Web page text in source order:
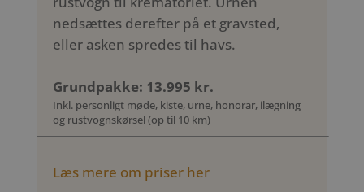
nedsættes derefter på et gravsted,
eller asken spredes til havs.
Grundpakke: 13.995 kr.
Inkl. personligt møde, kiste, urne, honorar, ilægning
og rustvognskørsel (op til 10 km)
Læs mere om priser her